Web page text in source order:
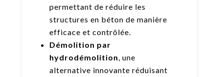
permettant de réduire les
structures en béton de manière
efficace et contrôlée.
Démolition par
hydrodémolition , une
alternative innovante réduisant